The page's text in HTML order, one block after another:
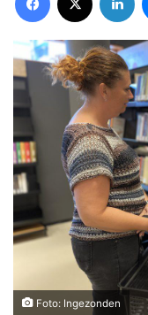
Foto: Ingezonden